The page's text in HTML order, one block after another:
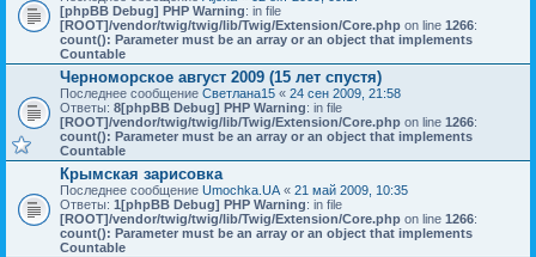
[phpBB Debug] PHP Warning: in file
[ROOT]/vendor/twig/twig/lib/Twig/Extension/Core.php on line 1266:
count(): Parameter must be an array or an object that implements
Countable
Черноморское август 2009 (15 лет спустя)
Последнее сообщение Светлана15 « 24 сен 2009, 21:58
Ответы: 8[phpBB Debug] PHP Warning: in file
[ROOT]/vendor/twig/twig/lib/Twig/Extension/Core.php on line 1266:
count(): Parameter must be an array or an object that implements
Countable
Крымская зарисовка
Последнее сообщение Umochka.UA « 21 май 2009, 10:35
Ответы: 1 [phpBB Debug] PHP Warning: in file
[ROOT]/vendor/twig/twig/lib/Twig/Extension/Core.php on line 1266:
count(): Parameter must be an array or an object that implements
Countable